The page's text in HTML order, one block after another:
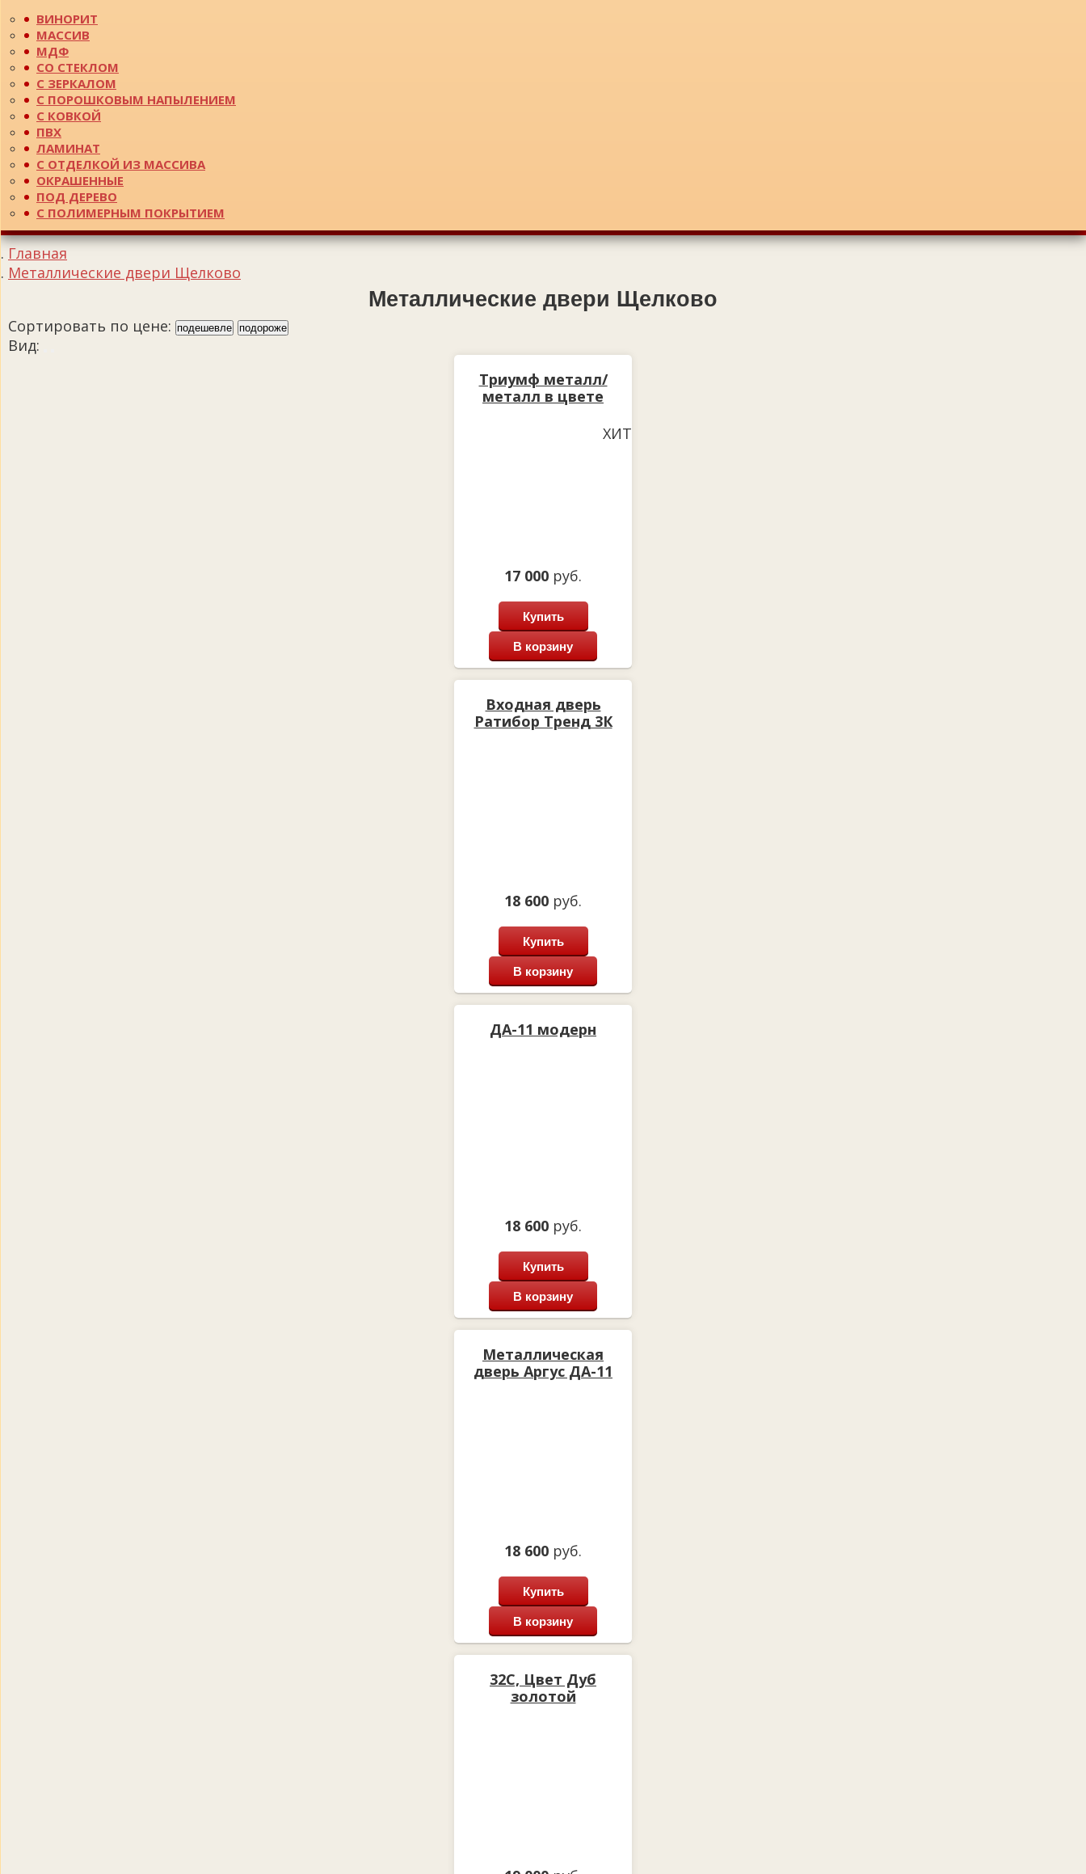
ВИНОРИТ
МАССИВ
МДФ
СО СТЕКЛОМ
С ЗЕРКАЛОМ
С ПОРОШКОВЫМ НАПЫЛЕНИЕМ
С КОВКОЙ
ПВХ
ЛАМИНАТ
С ОТДЕЛКОЙ ИЗ МАССИВА
ОКРАШЕННЫЕ
ПОД ДЕРЕВО
С ПОЛИМЕРНЫМ ПОКРЫТИЕМ
Главная
Металлические двери Щелково
Металлические двери Щелково
Сортировать по цене: подешевле подороже
Вид:
Триумф металл/
металл в цвете
ХИТ
17 000 руб.
Купить
В корзину
Входная дверь
Ратибор Тренд 3К
18 600 руб.
Купить
В корзину
ДА-11 модерн
18 600 руб.
Купить
В корзину
Металлическая
дверь Аргус ДА-11
18 600 руб.
Купить
В корзину
32С, Цвет Дуб
золотой